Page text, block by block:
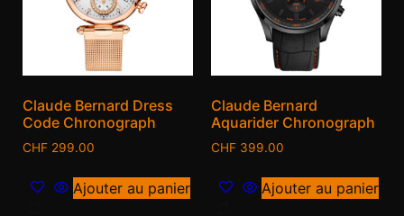
Claude Bernard Dress
Code Chronograph
CHF 299.00
Ajouter au panier
Claude Bernard
Aquarider Chronograph
CHF 399.00
Ajouter au panier